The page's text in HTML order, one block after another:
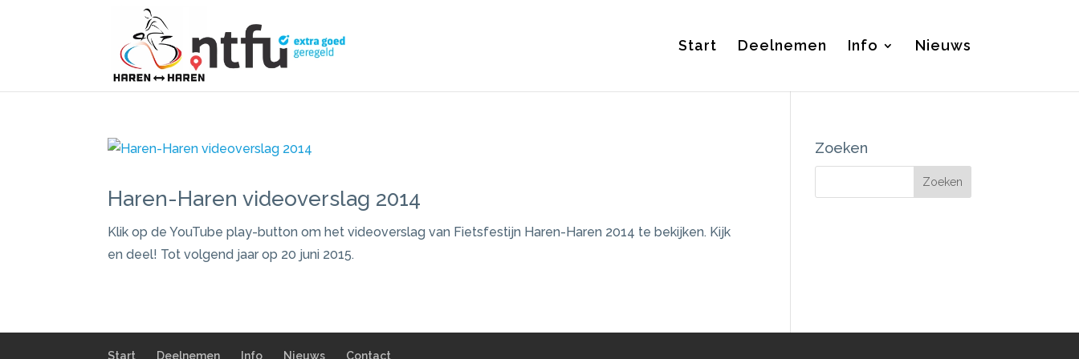
Start Deelnemen Info Nieuws
Haren-Haren videoverslag 2014
Klik op de YouTube play-button om het videoverslag van Fietsfestijn Haren-Haren 2014 te bekijken. Kijk
en deel! Tot volgend jaar op 20 juni 2015.
Zoeken
Start Deelnemen Info Nieuws Contact